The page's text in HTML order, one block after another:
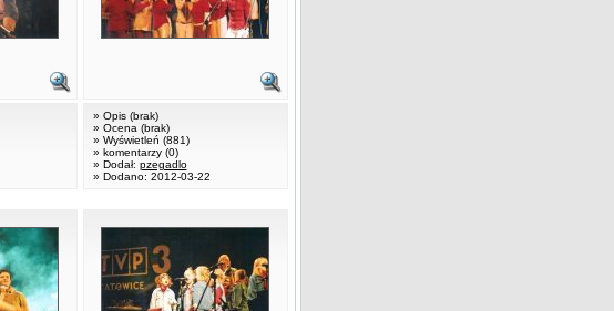
» Opis (brak)
» Ocena (brak)
» Wyświetleń (881)
» komentarzy (0)
» Dodał: pzegadlo
» Dodano: 2012-03-22